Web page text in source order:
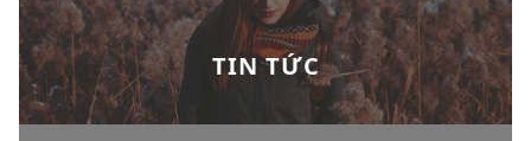
TIN TỨC